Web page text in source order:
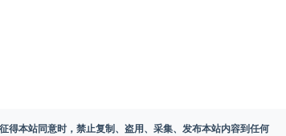
得本站同意时，禁止复制、盗用、采集、发布本站内容到任何